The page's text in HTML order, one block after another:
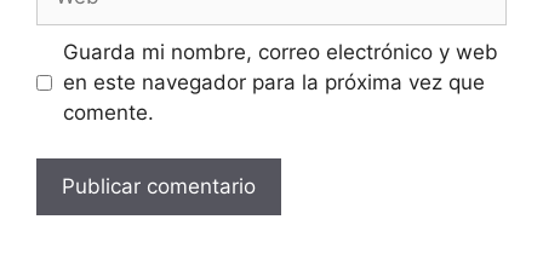
Guarda mi nombre, correo electrónico y web
en este navegador para la próxima vez que
comente.